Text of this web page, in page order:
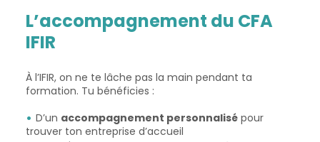
L’accompagnement du CFA
IFIR
À l’IFIR, on ne te lâche pas la main pendant ta
formation. Tu bénéficies :
D’un accompagnement personnalisé pour
trouver ton entreprise d’accueil